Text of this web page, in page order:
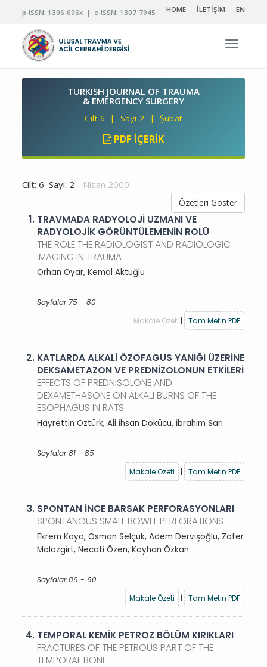
p-ISSN: 1306-696x | e-ISSN: 1307-7945 HOME İLETİŞİM EN
TURKISH JOURNAL OF TRAUMA
& EMERGENCY SURGERY
Cilt 6 | Sayı 2 | Şubat
PDF İÇERIK
Cilt: 6 Sayı: 2 - Nisan 2000
Özetleri Göster
1. TRAVMADA RADYOLOJİ UZMANI VE
RADYOLOJİK GÖRÜNTÜLEMENİN ROLÜ
THE ROLE THE RADIOLOGIST AND RADIOLOGIC
IMAGING IN TRAUMA
Orhan Oyar, Kemal Aktuğlu
Sayfalar 75 - 80
Makale Özeti | Tam Metin PDF
2. KATLARDA ALKALİ ÖZOFAGUS YANIĞI ÜZERİNE
DEKSAMETAZON VE PREDNİZOLONUN ETKİLERİ
EFFECTS OF PREDNISOLONE AND
DEXAMETHASONE ON ALKALI BURNS OF THE
ESOPHAGUS IN RATS
Hayrettin Öztürk, Ali İhsan Dökücü, İbrahim Sarı
Sayfalar 81 - 85
Makale Özeti
| Tam Metin PDF
3. SPONTAN İNCE BARSAK PERFORASYONLARI
SPONTANOUS SMALL BOWEL PERFORATIONS
Ekrem Kaya, Osman Selçuk, Adem Dervişoğlu, Zafer
Malazgirt, Necati Özen, Kayhan Özkan
Sayfalar 86 - 90
Makale Özeti
| Tam Metin PDF
4. TEMPORAL KEMİK PETROZ BÖLÜM KIRIKLARI
FRACTURES OF THE PETROUS PART OF THE
TEMPORAL BONE